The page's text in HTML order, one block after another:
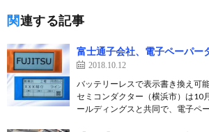
関連する記事
富士通子会社、電子ペーパー
2018.10.12
バッテリーレスで表示書き換え
セミコンダクター（横浜市）は10
ールディングスと共同で、電子ペ